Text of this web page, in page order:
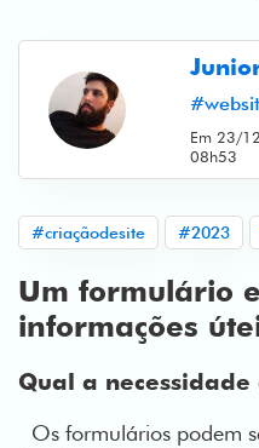
Em 23/
08h53
#criaçãodesite #2023
Um formulário
informações
Qual a
Os formulários podem